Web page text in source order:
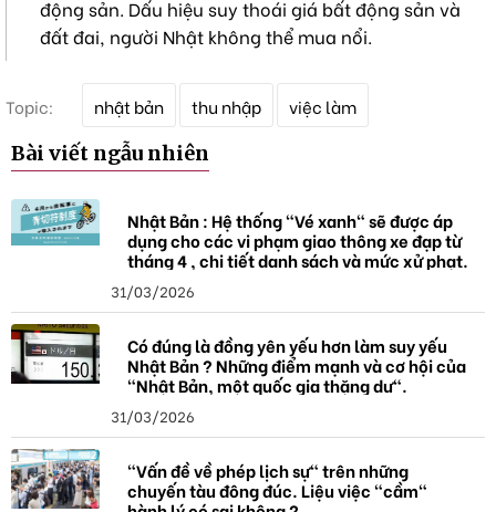
động sản. Dấu hiệu suy thoái giá bất động sản và
đất đai, người Nhật không thể mua nổi.
Topic:
k
h
a
nhật bản thu nhập việc làm
Bài viết ngẫu nhiên
Nhật Bản : Hệ thống "Vé xanh" sẽ được áp
dụng cho các vi phạm giao thông xe đạp từ
tháng 4 , chi tiết danh sách và mức xử phạt.
31/03/2026
Có đúng là đồng yên yếu hơn làm suy yếu
Nhật Bản ? Những điểm mạnh và cơ hội của
"Nhật Bản, một quốc gia thặng dư".
31/03/2026
"Vấn đề về phép lịch sự" trên những
chuyến tàu đông đúc. Liệu việc "cầm"